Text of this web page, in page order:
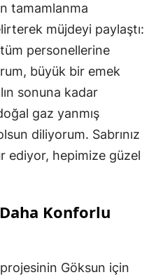
tamamlanma
müjdeyi paylaştı:
tüm personellerine
büyük bir emek
sonuna kadar
gaz yanmış
diliyorum. Sabrınız
ediyor, hepimize güzel
Daha Konforlu
Göksun için